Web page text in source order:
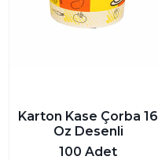
Karton Kase Çorba 16
Oz Desenli
100 Adet